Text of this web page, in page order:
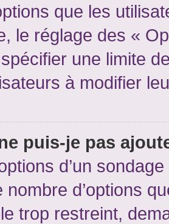
que les
le réglage des «
une limite
à modifier
puis-je pas
d’un
nombre d’options
trop restreint,